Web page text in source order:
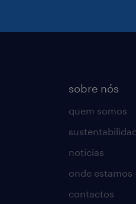
sobre nós
quem somos
notícias
onde estamos
contactos